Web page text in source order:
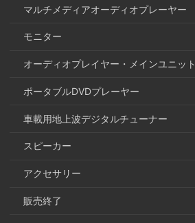
マルチメディアオーディオプレーヤー
モニター
オーディオプレイヤー・メインユニット
ポータブルDVDプレーヤー
車載用地上波デジタルチューナー
スピーカー
アクセサリー
販売終了